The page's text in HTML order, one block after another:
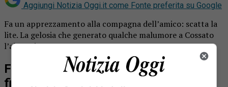
Aggiungi Notizia Oggi.it come Fonte preferita su Google
Fa un apprezzamento alla compagna dell’amico: scatta la
lite. La gelosia che generato qualche malumore a Cossato
l’altro giorno.
Fa un apprezzamento ad una amica, il
fidanzato si ingelosisce